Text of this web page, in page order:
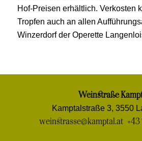
Hof-Preisen erhältlich. Verkosten
Tropfen auch an allen
Winzerdorf der Operette
Weinstraße
Kamptalstraße 3, 3550
weinstrasse@kamptal.at